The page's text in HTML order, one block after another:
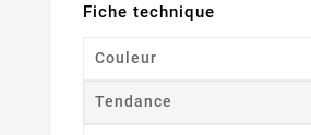
Fiche technique
Couleur
Tendance